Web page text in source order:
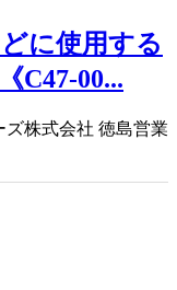
に使用する
C47-00...
株式会社 徳島営業